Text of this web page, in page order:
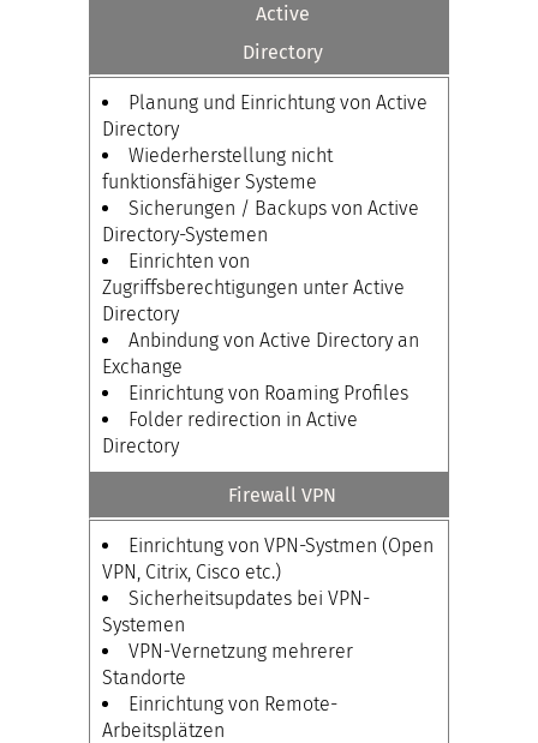
Active
Directory
Planung und Einrichtung von Active
Directory
Wiederherstellung nicht
funktionsfähiger Systeme
Sicherungen / Backups von Active
Directory-Systemen
Einrichten von
Zugriffsberechtigungen unter Active
Directory
Anbindung von Active Directory an
Exchange
Einrichtung von Roaming Profiles
Folder redirection in Active
Directory
Firewall VPN
Einrichtung von VPN-Systmen (Open
VPN, Citrix, Cisco etc.)
Sicherheitsupdates bei VPN-
Systemen
VPN-Vernetzung mehrerer
Standorte
Einrichtung von Remote-
Arbeitsplätzen